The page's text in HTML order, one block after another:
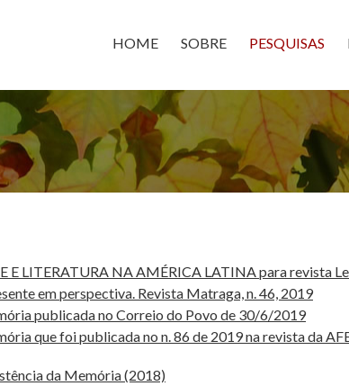
HOME SOBRE PESQUISAS
E LITERATURA NA AMÉRICA LATINA para revista
em perspectiva. Revista Matraga, n. 46, 2019
publicada no Correio do Povo de 30/6/2019
que foi publicada no n. 86 de 2019 na revista da
da Memória (2018)